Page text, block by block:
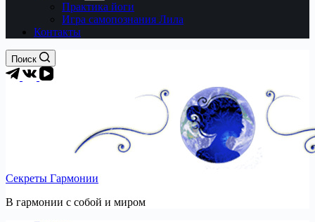
Практика йоги
Игра самопознания Лила
Контакты
Поиск
Секреты Гармонии
В гармонии c собой и миром